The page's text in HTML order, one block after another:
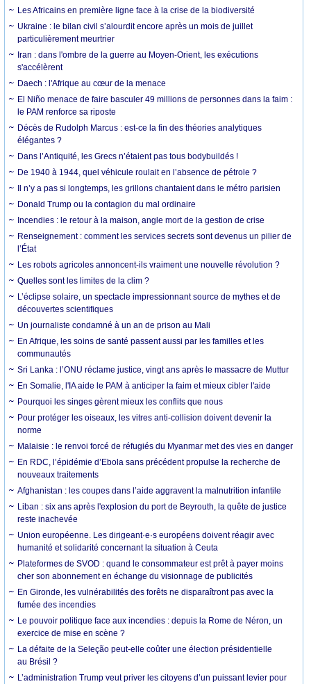
Les Africains en première ligne face à la crise de la biodiversité
Ukraine : le bilan civil s’alourdit encore après un mois de juillet
particulièrement meurtrier
Iran : dans l'ombre de la guerre au Moyen-Orient, les exécutions
s'accélèrent
Daech : l'Afrique au cœur de la menace
El Niño menace de faire basculer 49 millions de personnes dans la faim :
le PAM renforce sa riposte
Décès de Rudolph Marcus : est-ce la fin des théories analytiques
élégantes ?
Dans l’Antiquité, les Grecs n’étaient pas tous bodybuildés !
De 1940 à 1944, quel véhicule roulait en l’absence de pétrole ?
Il n’y a pas si longtemps, les grillons chantaient dans le métro parisien
Donald Trump ou la contagion du mal ordinaire
Incendies : le retour à la maison, angle mort de la gestion de crise
Renseignement : comment les services secrets sont devenus un pilier de
l’État
Les robots agricoles annoncent-ils vraiment une nouvelle révolution ?
Quelles sont les limites de la clim ?
L’éclipse solaire, un spectacle impressionnant source de mythes et de
découvertes scientifiques
Un journaliste condamné à un an de prison au Mali
En Afrique, les soins de santé passent aussi par les familles et les
communautés
Sri Lanka : l’ONU réclame justice, vingt ans après le massacre de Muttur
En Somalie, l'IA aide le PAM à anticiper la faim et mieux cibler l'aide
Pourquoi les singes gèrent mieux les conflits que nous
Pour protéger les oiseaux, les vitres anti-collision doivent devenir la
norme
Malaisie : le renvoi forcé de réfugiés du Myanmar met des vies en danger
En RDC, l’épidémie d’Ebola sans précédent propulse la recherche de
nouveaux traitements
Afghanistan : les coupes dans l’aide aggravent la malnutrition infantile
Liban : six ans après l'explosion du port de Beyrouth, la quête de justice
reste inachevée
Union européenne. Les dirigeant·e·s européens doivent réagir avec
humanité et solidarité concernant la situation à Ceuta
Plateformes de SVOD : quand le consommateur est prêt à payer moins
cher son abonnement en échange du visionnage de publicités
En Gironde, les vulnérabilités des forêts ne disparaîtront pas avec la
fumée des incendies
Le pouvoir politique face aux incendies : depuis la Rome de Néron, un
exercice de mise en scène ?
La défaite de la Seleção peut-elle coûter une élection présidentielle
au Brésil ?
L’administration Trump veut priver les citoyens d’un puissant levier pour